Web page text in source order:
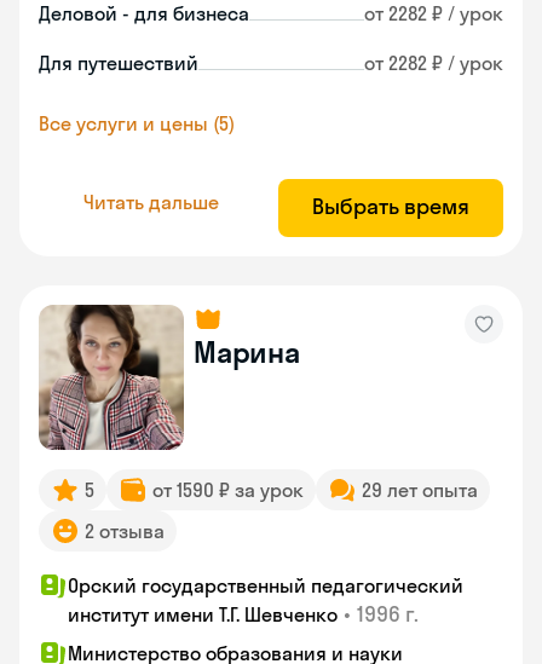
Деловой - для бизнеса от 2282 ₽ / урок
Для путешествий от 2282 ₽ / урок
Все услуги и цены (5)
Читать дальше Выбрать время
Марина
5 от 1590 ₽ за урок
29 лет опыта
2 отзыва
Орский государственный педагогический
институт имени Т.Г. Шевченко • 1996 г.
Министерство образования и науки